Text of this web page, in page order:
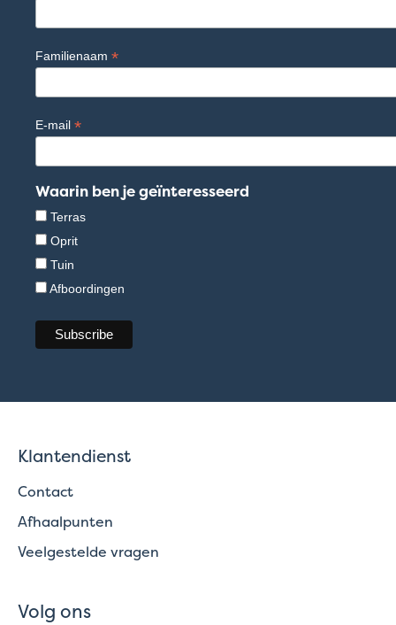
Familienaam *
E-mail *
Waarin ben je geïnteresseerd
Terras
Oprit
Tuin
Afboordingen
Klantendienst
Contact
Afhaalpunten
Veelgestelde vragen
Volg ons